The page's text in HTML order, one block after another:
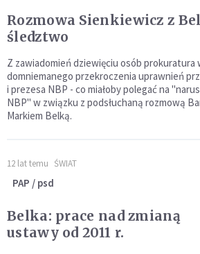
Rozmowa Sienkiewicz z
śledztwo
Z zawiadomień dziewięciu osób prokuratura
domniemanego przekroczenia uprawnień
i prezesa NBP - co miałoby polegać na
NBP" w związku z podsłuchaną rozmową
Markiem Belką.
12 lat temu ŚWIAT
PAP / psd
Belka: prace nad zmianą
ustawy od 2011 r.